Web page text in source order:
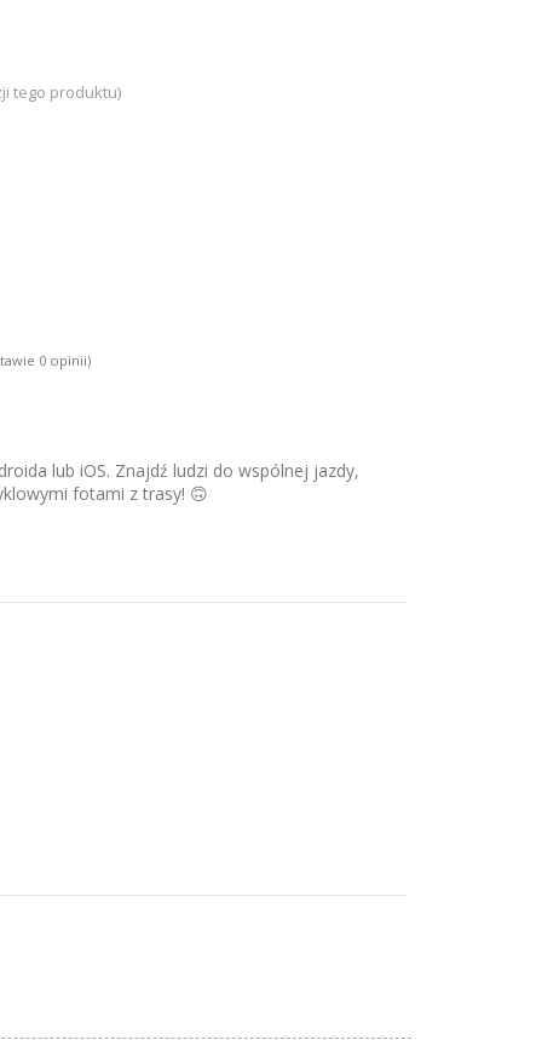
tego produktu)
0 opinii)
lub iOS. Znajdź ludzi do wspólnej jazdy,
fotami z trasy! 🙃